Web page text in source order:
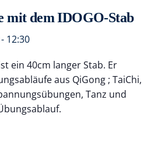
mit dem IDOGO-Stab
- 12:30
ein 40cm langer Stab. Er
aus QiGong ; TaiChi,
Tanz und